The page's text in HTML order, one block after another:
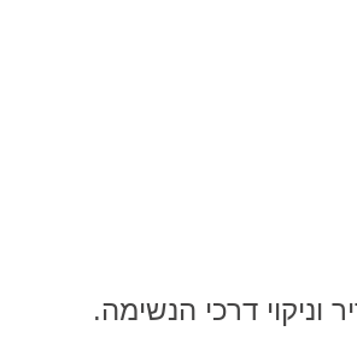
וניקוי דרכי הנשימה.